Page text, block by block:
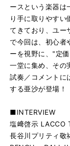
ースという楽器は
り手に取りやす
てきており、ユー
で今回は、初心者
ーを視野に、"定
一堂に集め、その
試奏／コメントに
する亜沙が登場！
■INTERVIEW
塩﨑啓示 LACCO
長谷川プリティ